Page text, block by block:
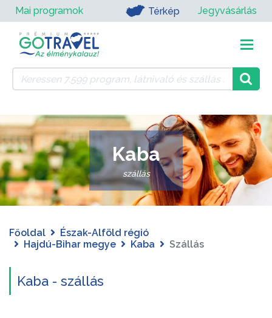
Mai programok Térkép Jegyvásárlás
Kaba
szállás
Főoldal
Észak-Alföld régió
Hajdú-Bihar megye
Kaba Szállás
Kaba - szállás